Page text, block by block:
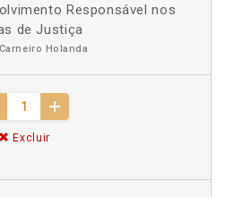
Responsável nos
de Justiça
Holanda
Excluir